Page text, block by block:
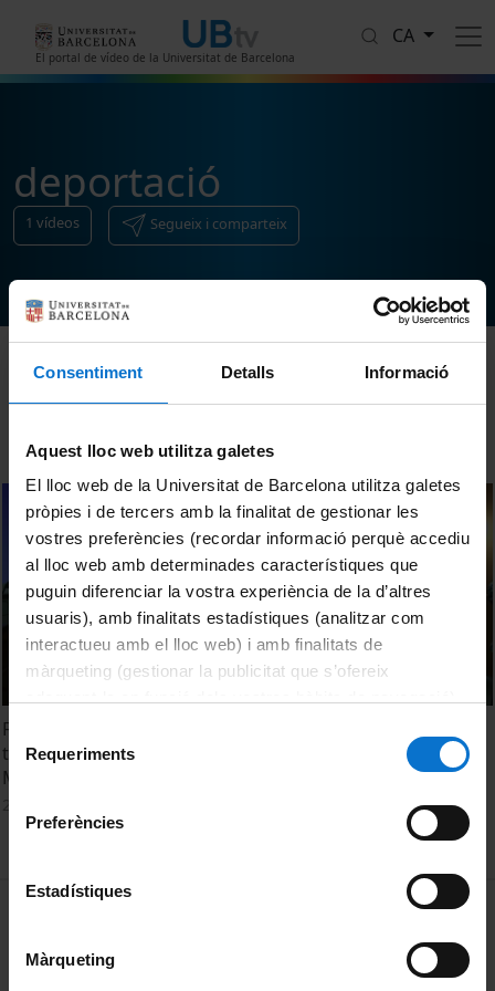
Consentiment Detalls Informació
Aquest lloc web utilitza galetes
El lloc web de la Universitat de Barcelona utilitza galetes
pròpies i de tercers amb la finalitat de gestionar les
vostres preferències (recordar informació perquè accediu
al lloc web amb determinades característiques que
puguin diferenciar la vostra experiència de la d’altres
usuaris), amb finalitats estadístiques (analitzar com
interactueu amb el lloc web) i amb finalitats de
màrqueting (gestionar la publicitat que s’ofereix
consultar laPolítica de galetes del lloc web de la
Selecció
consentiment
Requeriments
Preferències
Estadístiques
Màrqueting
El portal de vídeo de la Universitat de Barcelona
CA
deportació
1 vídeos Segueix i comparteix
Francisco Ortiz: Music and memory. Guitar concert in
tribute to the Spanish Republicans deported to
Mauthausen
MENÚ PEU 1